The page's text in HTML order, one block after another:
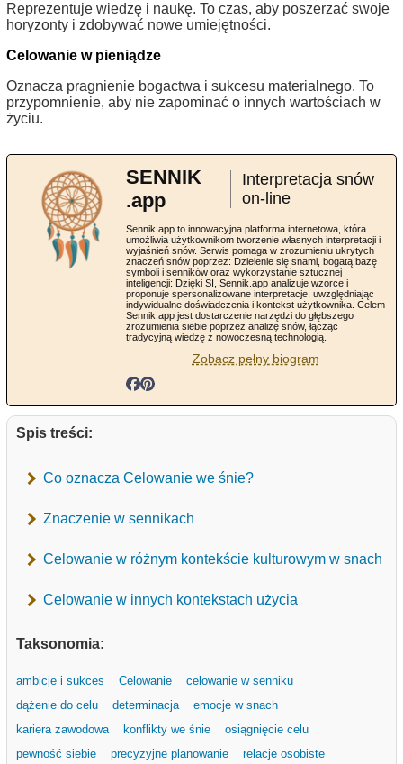
Reprezentuje wiedzę i naukę. To czas, aby poszerzać swoje
horyzonty i zdobywać nowe umiejętności.
Celowanie w pieniądze
Oznacza pragnienie bogactwa i sukcesu materialnego. To
przypomnienie, aby nie zapominać o innych wartościach w
życiu.
SENNIK
.app
Interpretacja snów
on-line
Sennik.app to innowacyjna platforma internetowa, która
umożliwia użytkownikom tworzenie własnych interpretacji i
wyjaśnień snów. Serwis pomaga w zrozumieniu ukrytych
znaczeń snów poprzez: Dzielenie się snami, bogatą bazę
symboli i senników oraz wykorzystanie sztucznej
inteligencji: Dzięki SI, Sennik.app analizuje wzorce i
proponuje spersonalizowane interpretacje, uwzględniając
indywidualne doświadczenia i kontekst użytkownika. Celem
Sennik.app jest dostarczenie narzędzi do głębszego
zrozumienia siebie poprzez analizę snów, łącząc
tradycyjną wiedzę z nowoczesną technologią.
Zobacz pełny biogram
Spis treści:
Co oznacza Celowanie we śnie?
Znaczenie w sennikach
Celowanie w różnym kontekście kulturowym w snach
Celowanie w innych kontekstach użycia
Taksonomia:
ambicje i sukces Celowanie
celowanie w senniku
dążenie do celu
determinacja
emocje w snach
kariera zawodowa
konflikty we śnie
osiągnięcie celu
pewność siebie
precyzyjne planowanie
relacje osobiste